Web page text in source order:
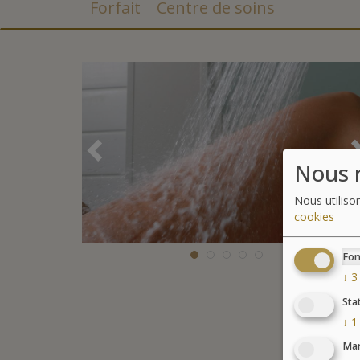
Forfait Centre de soins
Précédent
Nous
Nous
cookies
↓ 3
↓ 1